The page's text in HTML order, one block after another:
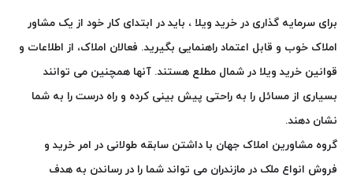
برای سرمایه گذاری در خرید ویلا ، باید در ابتدای کار خود از یک مشاور
املاک خوب و قابل اعتماد راهنمایی بگیرید. فعالان املاک، از اطلاعات و
قوانین خرید ویلا در شمال مطلع هستند. آنها همچنین می توانند
بسیاری از مسائل را به راحتی پیش بینی کرده و راه درست را به شما
نشان دهند.
گروه مشاورین املاک جهان با داشتن سابقه طولانی در امر خرید و
فروش انواع ملک در مازندران می تواند شما را در رساندن به هدف